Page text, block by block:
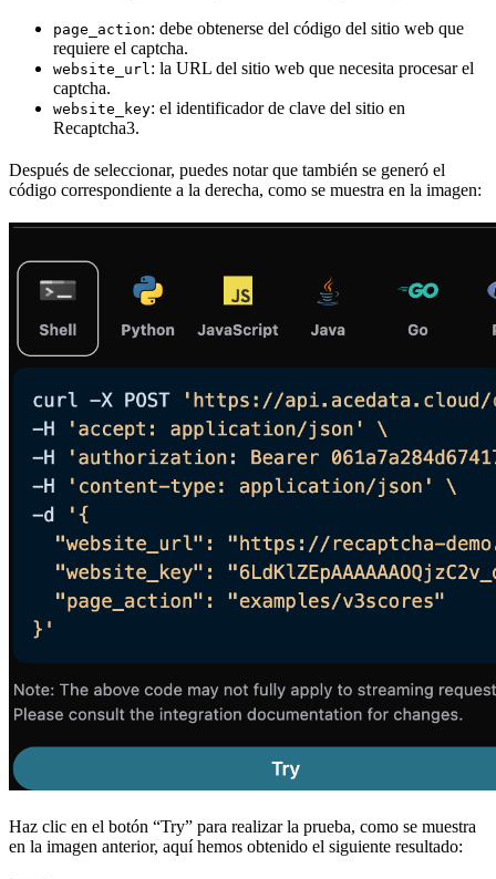
page_action: debe obtenerse del código del sitio web que
requiere el captcha.
website_url: la URL del sitio web que necesita procesar el
captcha.
website_key: el identificador de clave del sitio en
Recaptcha3.
Después de seleccionar, puedes notar que también se generó el
código correspondiente a la derecha, como se muestra en la imagen:
Haz clic en el botón “Try” para realizar la prueba, como se muestra
en la imagen anterior, aquí hemos obtenido el siguiente resultado: